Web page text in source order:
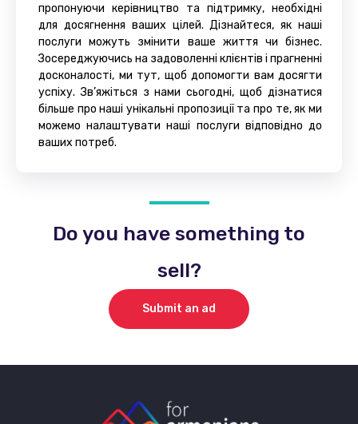
пропонуючи керівництво та підтримку, необхідні
для досягнення ваших цілей. Дізнайтеся, як наші
послуги можуть змінити ваше життя чи бізнес.
Зосереджуючись на задоволенні клієнтів і прагненні
досконалості, ми тут, щоб допомогти вам досягти
успіху. Зв’яжіться з нами сьогодні, щоб дізнатися
більше про наші унікальні пропозиції та про те, як ми
можемо налаштувати наші послуги відповідно до
ваших потреб.
Do you have something to
sell?
Submit an ad